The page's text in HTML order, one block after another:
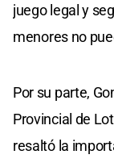
juego legal y
menores no
Por su parte,
Provincial de
resaltó la